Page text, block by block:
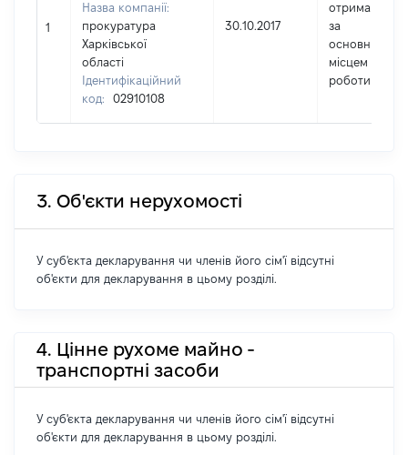
1
Назва компанії:
прокуратура
Харківської
області
Ідентифікаційний
код:
02910108
30.10.2017
отримана
за
основним
місцем
роботи
3. Об'єкти нерухомості
У суб'єкта декларування чи членів його сім'ї відсутні
об'єкти для декларування в цьому розділі.
4. Цінне рухоме майно -
транспортні засоби
У суб'єкта декларування чи членів його сім'ї відсутні
об'єкти для декларування в цьому розділі.